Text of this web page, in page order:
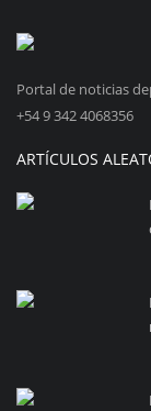
Portal de noticias
+54 9 342 4068356
ARTÍCULOS